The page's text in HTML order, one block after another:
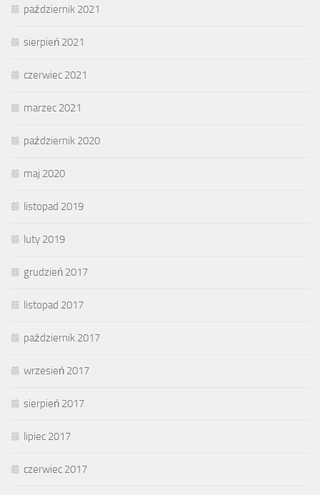
październik 2021
sierpień 2021
czerwiec 2021
marzec 2021
październik 2020
maj 2020
listopad 2019
luty 2019
grudzień 2017
listopad 2017
październik 2017
wrzesień 2017
sierpień 2017
lipiec 2017
czerwiec 2017